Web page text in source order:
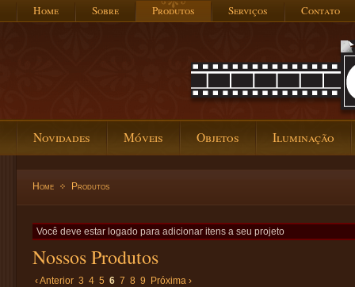
Home Sobre Produtos Serviços Contato
Novidades Móveis Objetos Iluminação
Home Produtos
Você deve estar logado para adicionar itens a seu projeto
Nossos Produtos
‹ Anterior 3 4 5 6 7 8 9 Próxima ›